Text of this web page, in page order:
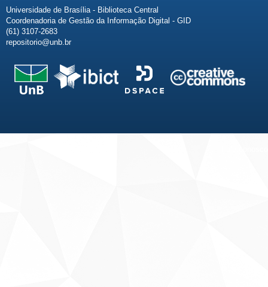
Universidade de Brasília - Biblioteca Central
Coordenadoria de Gestão da Informação Digital - GID
(61) 3107-2683
repositorio@unb.br